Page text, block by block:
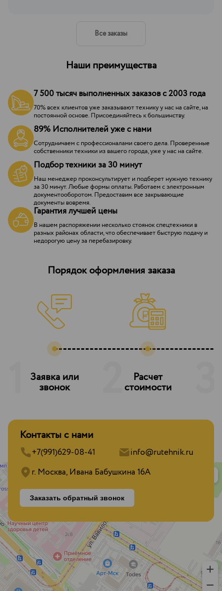
Все заказы
Наши преимущества
7 500 тысяч выполненных заказов с 2003 года
70% всех клиентов уже заказывают технику у нас на сайте, на
постоянной основе. Присоединяйтесь к большинству.
89% Исполнителей уже с нами
Сотрудничаем с профессионалами своего дела. Проверенные
собственники техники из вашего города, уже у нас на сайте.
Подбор техники за 30 минут
Наш менеджер проконсультирует и подберет нужную технику
за 30 минут. Любые формы оплаты. Работаем с электронным
документооборотом. Предоставим все закрывающие
документы вовремя.
Гарантия лучшей цены
В нашем распоряжении несколько стоянок спецтехники в
разных районах области, что обеспечивает быструю подачу и
недорогую цену за перебазировку.
Порядок оформления заказа
Заявка или
звонок
Расчет
стоимости
Контакты с нами
+7(991)629-08-41
info@rutehnik.ru
г. Москва, Ивана Бабушкина 16А
Заказать обратный звонок